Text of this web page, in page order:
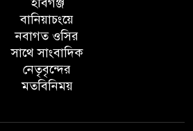
‘সমন্বিত উদ্যোগেই গড়ে উঠবে
আধুনিক সিলেট’ – বাণিজ্যমন্ত্রী
আয়োজন ‘শ্রাবনের মেঘগুলো’
বানিয়াচংয়ে
নবাগত ওসির
সাথে সাংবাদিক
নেতৃবৃন্দের
মতবিনিময়